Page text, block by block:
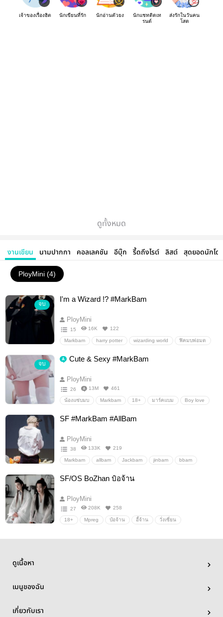
เจ้าของเรื่องฮิต นักเขียนที่รัก นักอ่านตัวยง
นักแชทติดเท
รนด์
ส่งรักในวันคน
โสด
PloyMini
ดูทั้งหมด
งานเขียน นามปากกา คอลเลคชัน อีบุ๊ก รี้ดถึงไรต์ ลิสต์ สุดยอดนักโด
PloyMini (4)
จบ
I'm a Wizard !? #MarkBam
PloyMini
15 16K 122
Markbam harry potter wizarding world ฟิคมบพ่อมด
จบ
Cute & Sexy #MarkBam
PloyMini
26 13M 461
น้องแซ่บมบ Markbam 18+ มาร์คแบม Boy love
SF #MarkBam #AllBam
PloyMini
38 133K 219
Markbam allbam Jackbam jinbam bbam
NC18+ PWP เรื่องสั้น
SF/OS BoZhan ป๋อจ้าน
PloyMini
27 208K 258
18+ Mpreg ป๋อจ้าน อี้จ้าน วั่งเซี่ยน
ดูเนื้อหา
เมนูของฉัน
เกี่ยวกับเรา